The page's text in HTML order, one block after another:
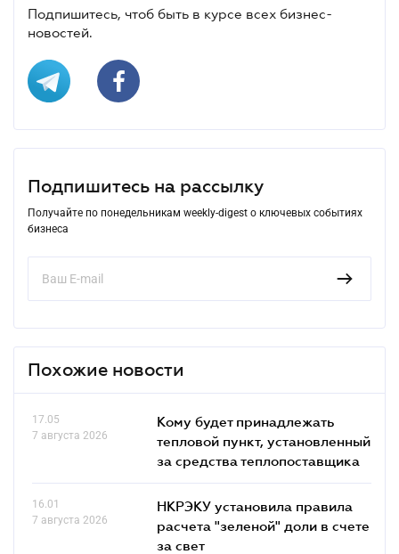
Подпишитесь, чтоб быть в курсе всех бизнес-
новостей.
Подпишитесь на рассылку
Получайте по понедельникам weekly-digest о ключевых событиях
бизнеса
Похожие новости
17.05
7 августа 2026
Кому будет принадлежать
тепловой пункт, установленный
за средства теплопоставщика
16.01
7 августа 2026
НКРЭКУ установила правила
расчета "зеленой" доли в счете
за свет